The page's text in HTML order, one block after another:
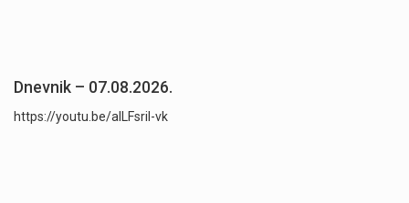
Dnevnik – 07.08.2026.
https://youtu.be/aILFsriI-vk